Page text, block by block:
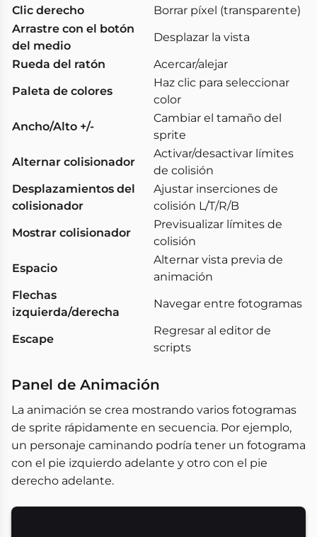
Clic derecho
Borrar píxel (transparente)
Arrastre con el botón
del medio
Desplazar la vista
Rueda del ratón
Acercar/alejar
Paleta de colores
Haz clic para seleccionar
color
Ancho/Alto +/-
Cambiar el tamaño del
sprite
Alternar colisionador
Activar/desactivar límites
de colisión
Desplazamientos del
colisionador
Ajustar inserciones de
colisión L/T/R/B
Mostrar colisionador
Previsualizar límites de
colisión
Espacio
Alternar vista previa de
animación
Flechas
izquierda/derecha
Navegar entre fotogramas
Escape
Regresar al editor de
scripts
Panel de Animación
La animación se crea mostrando varios fotogramas
de sprite rápidamente en secuencia. Por ejemplo,
un personaje caminando podría tener un fotograma
con el pie izquierdo adelante y otro con el pie
derecho adelante.